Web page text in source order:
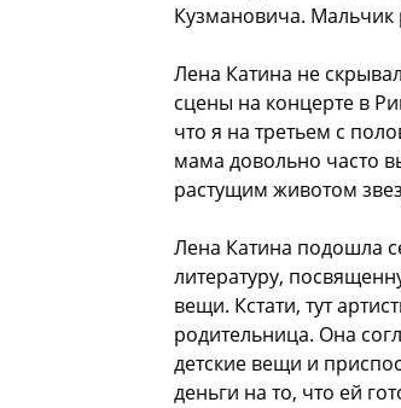
Кузмановича. Мальчик
Лена Катина не
сцены на концерте в
что я на третьем с
мама довольно часто
растущим животом
Лена Катина подошла
литературу,
вещи. Кстати, тут
родительница. Она
детские вещи и
деньги на то, что ей